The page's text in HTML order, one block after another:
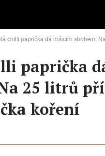
chilli paprička dá mšicím sbohem: Na 25 litrů přírodního roztoku stačí 1
paprička
25 litrů
koření